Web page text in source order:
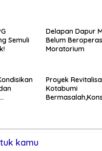
Semuli
Delapan Dapur
Belum
Moratorium
Proyek
Kotabumi
kamu